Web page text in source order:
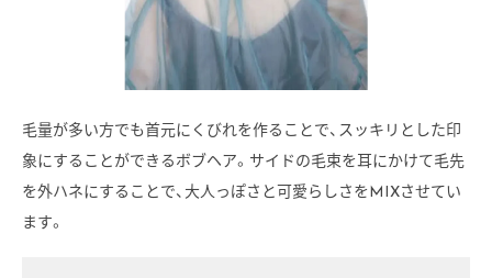
毛量が多い方でも首元にくびれを作ることで、スッキリとした印
象にすることができるボブヘア。サイドの毛束を耳にかけて毛先
を外ハネにすることで、大人っぽさと可愛らしさをMIXさせてい
ます。